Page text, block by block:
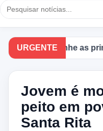
URGENTE
Acompanhe as
Jovem é
peito em
Santa Rita